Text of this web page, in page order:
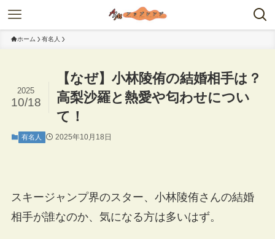
ホーム 有名人
【なぜ】小林陵侑の結婚相手は？
高梨沙羅と熱愛や匂わせについ
て！
2025
10/18
有名人 2025年10月18日
スキージャンプ界のスター、小林陵侑さんの結婚
相手が誰なのか、気になる方は多いはず。